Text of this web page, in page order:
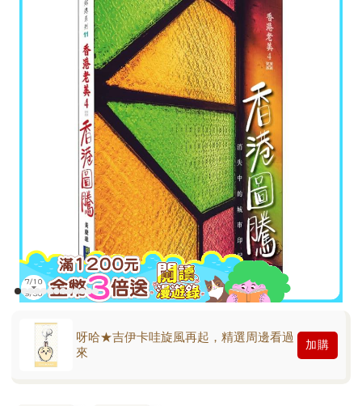
呀哈★吉伊卡哇旋風再起，精選周邊看過
來
加購